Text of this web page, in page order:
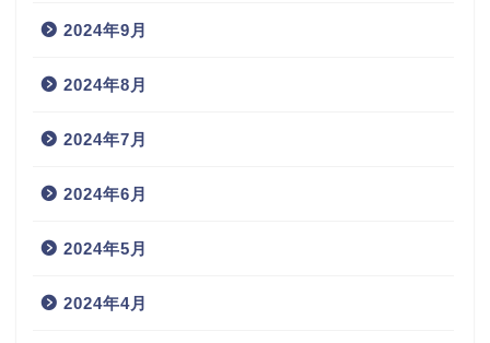
2024年9月
2024年8月
2024年7月
2024年6月
2024年5月
2024年4月